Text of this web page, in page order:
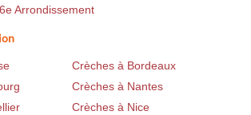
Arrondissement
Crèches à Bordeaux
Crèches à Nantes
Crèches à Nice